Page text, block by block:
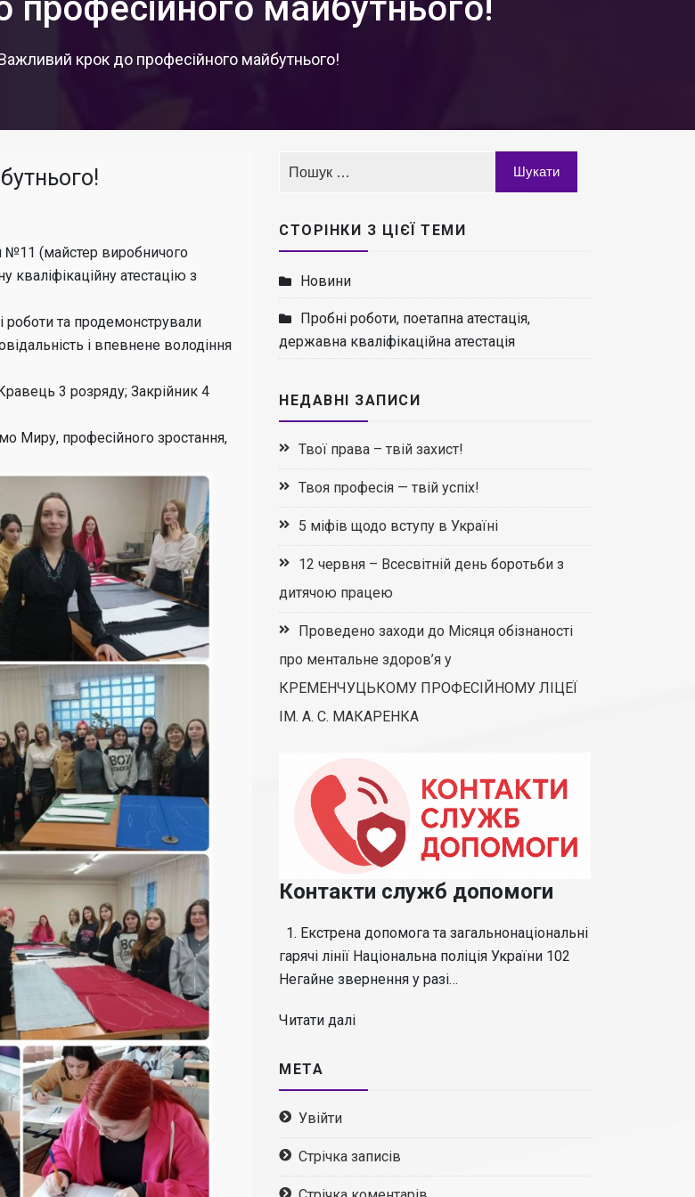
майбутнього!
крок до професійного майбутнього!
(майстер виробничого
атестацію з
роботи та продемонстрували
і впевнене володіння
3 розряду; Закрійник 4
Миру, професійного зростання,
СТОРІНКИ З ЦІЄЇ ТЕМИ
Новини
Пробні роботи, поетапна атестація,
державна кваліфікаційна атестація
НЕДАВНІ ЗАПИСИ
Твої права – твій захист!
Твоя професія — твій успіх!
5 міфів щодо вступу в Україні
12 червня – Всесвітній день боротьби з
дитячою працею
Проведено заходи до Місяця обізнаності
про ментальне здоров’я у
КРЕМЕНЧУЦЬКОМУ ПРОФЕСІЙНОМУ ЛІЦЕЇ
ІМ. А. С. МАКАРЕНКА
Контакти служб допомоги
1. Екстрена допомога та загальнонаціональні
гарячі лінії Національна поліція України 102
Негайне звернення у разі…
Читати далі
МЕТА
Увійти
Стрічка записів